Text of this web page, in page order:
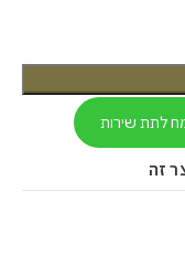
לתת שירות
זה